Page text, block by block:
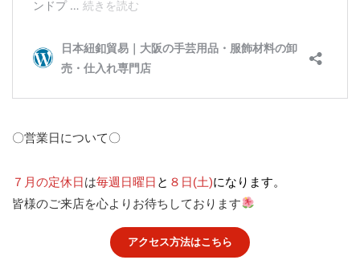
〇営業日について〇
７月の定休日は毎週日曜日 と ８日(土)になります。
皆様のご来店を心よりお待ちしております
アクセス方法はこちら